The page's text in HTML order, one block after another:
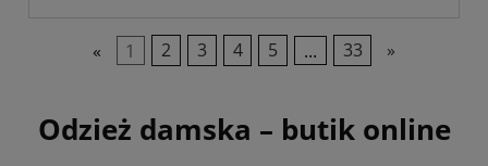
« 1 2 3 4 5 ... 33 »
Odzież damska – butik online